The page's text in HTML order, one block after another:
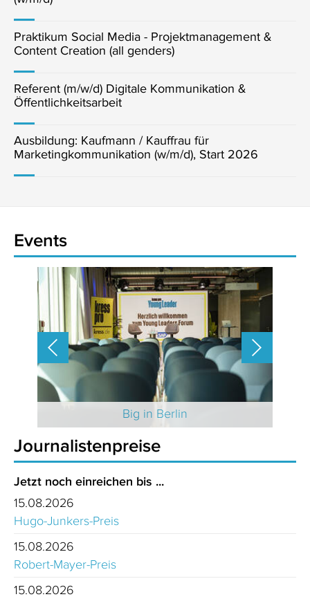
Praktikum Social Media - Projektmanagement &
Content Creation (all genders)
Referent (m/w/d) Digitale Kommunikation &
Öffentlichkeitsarbeit
Ausbildung: Kaufmann / Kauffrau für
Marketingkommunikation (w/m/d), Start 2026
Events
Big in Berlin
Journalistenpreise
Jetzt noch einreichen bis ...
15.08.2026
Hugo-Junkers-Preis
15.08.2026
Robert-Mayer-Preis
15.08.2026